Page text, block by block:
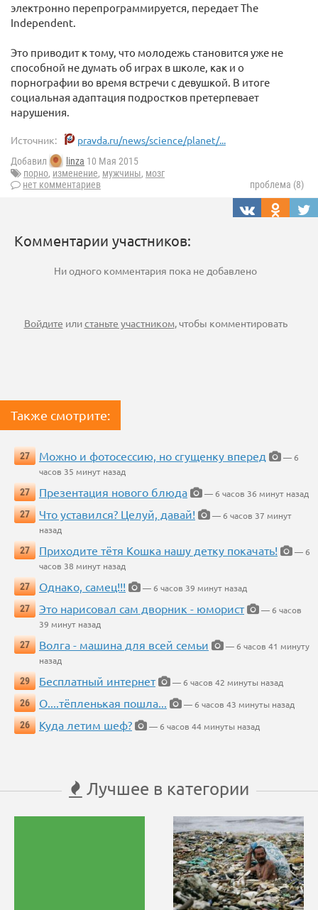
электронно перепрограммируется, передает The
Independent.
Это приводит к тому, что молодежь становится уже не
способной не думать об играх в школе, как и о
порнографии во время встречи с девушкой. В итоге
социальная адаптация подростков претерпевает
нарушения.
Источник: pravda.ru/news/science/planet/...
Добавил linza 10 Мая 2015
порно, изменение, мужчины, мозг
нет комментариев
проблема (8)
Комментарии участников:
Ни одного комментария пока не добавлено
Войдите илистаньте участником, чтобы комментировать
Также смотрите:
27 Можно и фотосессию, но сгущенку вперед
— 6
часов 35 минут назад
27
Презентация нового блюда
— 6 часов 36 минут назад
27
Что уставился? Целуй, давай!
— 6 часов 37 минут
назад
27
Приходите тётя Кошка нашу детку покачать!
— 6
часов 38 минут назад
27
Однако, самец!!!
— 6 часов 39 минут назад
27
Это нарисовал сам дворник - юморист
— 6 часов
39 минут назад
27
Волга - машина для всей семьи
— 6 часов 41 минуту
назад
29
Бесплатный интернет
— 6 часов 42 минуты назад
26
О....тёпленькая пошла...
— 6 часов 43 минуты назад
26
Куда летим шеф? — 6 часов 44 минуты назад
Лучшее в категории